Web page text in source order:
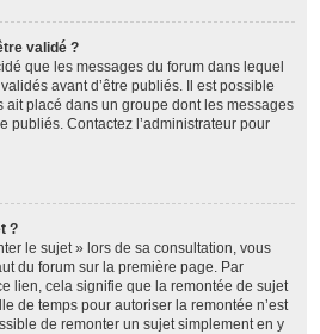
validé ?
que les messages du forum dans lequel
avant d’être publiés. Il est possible
ait placé dans un groupe dont les messages
publiés. Contactez l’administrateur pour
?
le sujet » lors de sa consultation, vous
du forum sur la première page. Par
lien, cela signifie que la remontée de sujet
de temps pour autoriser la remontée n’est
de remonter un sujet simplement en y